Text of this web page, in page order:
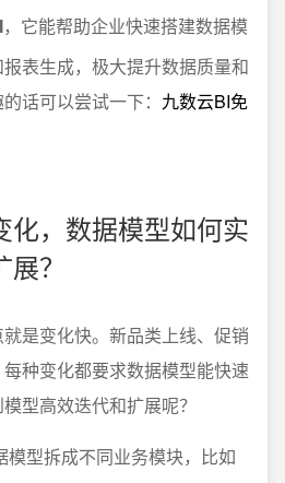
，它能帮助企业快速搭建数据模
表生成，极大提升数据质量和
话可以尝试一下： 九数云BI免
化，数据模型如何实
？
是变化快。新品类上线、促销
种变化都要求数据模型能快速
型高效迭代和扩展呢？
模型拆成不同业务模块，比如